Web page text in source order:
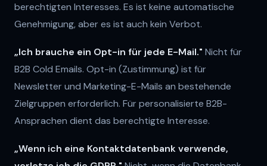
berechtigten Interesses. Es ist keine automatische
Genehmigung, aber es ist auch kein Verbot.
„Ich brauche ein Opt-in für jede E-Mail." Nicht für
B2B Cold Emails. Opt-in (Zustimmung) ist für
Newsletter und Marketing-E-Mails an bestehende
Zielgruppen erforderlich. Für personalisierte B2B-
Ansprachen dient das berechtigte Interesse.
„Wenn ich eine Kontaktdatenbank verwende,